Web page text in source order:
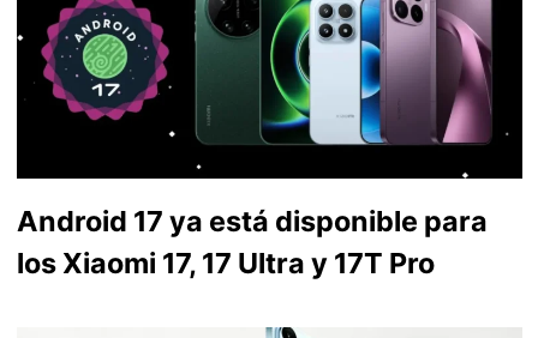
Android 17 ya está disponible para
los Xiaomi 17, 17 Ultra y 17T Pro